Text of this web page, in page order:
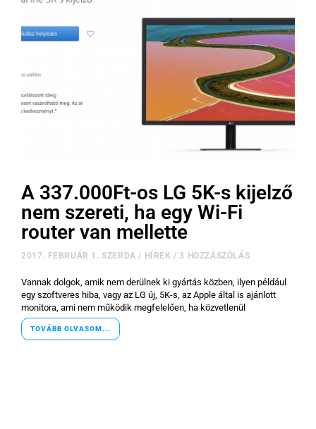
A 337.000Ft-os LG 5K-s kijelző
nem szereti, ha egy Wi-Fi
router van mellette
2017. FEBRUÁR 1. SZERDA / HÍREK / 3 HOZZÁSZÓLÁS
Vannak dolgok, amik nem derülnek ki gyártás közben, ilyen például
egy szoftveres hiba, vagy az LG új, 5K-s, az Apple által is ajánlott
monitora, ami nem működik megfelelően, ha közvetlenül
TOVÁBB OLVASOM...